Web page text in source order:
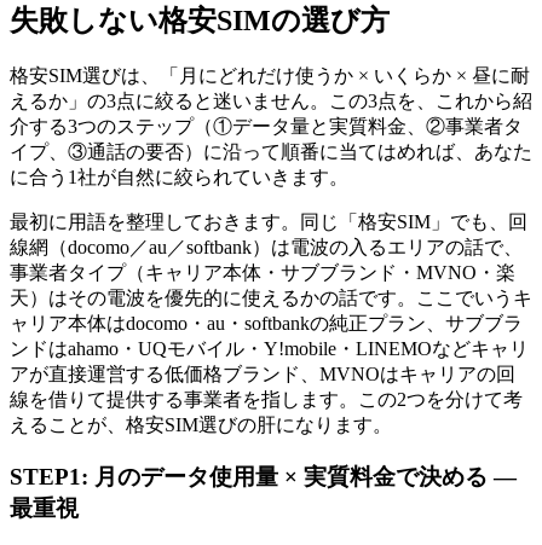
失敗しない格安SIMの選び方
格安SIM選びは、
「月にどれだけ使うか × いくらか × 昼に耐
えるか」 の3点に絞ると迷いません。この3点を、これから紹
介する3つのステップ（①データ量と実質料金、②事業者タ
イプ、③通話の要否）に沿って順番に当てはめれば、あなた
に合う1社が自然に絞られていきます。
最初に用語を整理しておきます。同じ「格安SIM」でも、
回
線網（docomo／au／softbank） は電波の入るエリアの話で、
事業者タイプ（キャリア本体・サブブランド・MVNO・楽
天） はその電波を優先的に使えるかの話です。ここでいうキ
ャリア本体はdocomo・au・softbankの純正プラン、サブブラ
ンドはahamo・UQモバイル・Y!mobile・LINEMOなどキャリ
アが直接運営する低価格ブランド、MVNOはキャリアの回
線を借りて提供する事業者を指します。この2つを分けて考
えることが、格安SIM選びの肝になります。
STEP1: 月のデータ使用量 × 実質料金で決める —
最重視